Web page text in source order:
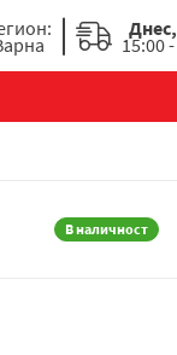
15:00
В наличност